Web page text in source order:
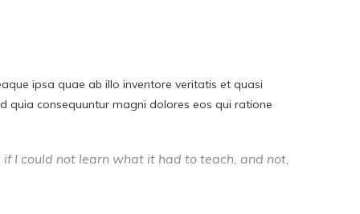
ipsa quae ab illo inventore veritatis et quasi
quia consequuntur magni dolores eos qui ratione
I could not learn what it had to teach, and not,